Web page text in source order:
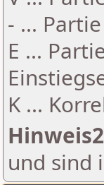
- ...
E ...
K ...
Hinweis2
und sind